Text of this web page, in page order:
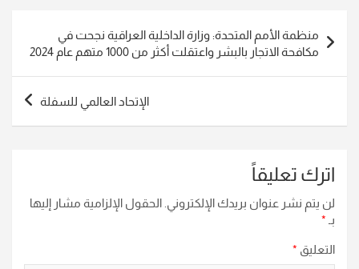
المقالات
منظمة الأمم المتحدة: وزارة الداخلية العراقية نجحت في
مكافحة الاتجار بالبشر واعتقلت أكثر من 1000 متهم عام 2024
الإتحاد العالمي للسفلة
اترك تعليقاً
لن يتم نشر عنوان بريدك الإلكتروني. الحقول الإلزامية مشار إليها
بـ *
التعليق *